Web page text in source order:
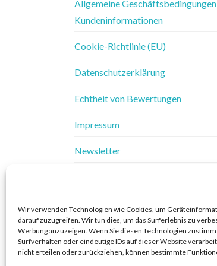
Wir verwenden Technologien wie Cookies, um
darauf zuzugreifen. Wir tun dies, um das Surferlebnis zu
Werbung anzuzeigen. Wenn Sie diesen Technologien
Surfverhalten oder eindeutige IDs auf dieser Website
nicht erteilen oder zurückziehen, können bestimmte
Allgemeine
Kundeninformationen
Cookie-Richtlinie (EU)
Datenschutzerklärung
Echtheit von Bewertungen
Impressum
Newsletter
Widerrufsbelehrung &